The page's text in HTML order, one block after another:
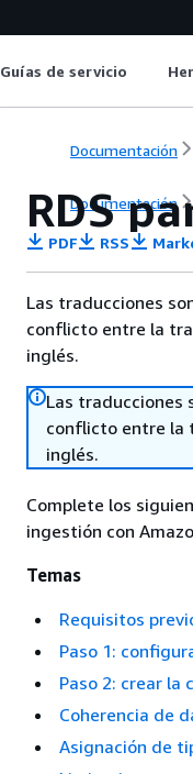
Guías de servicio
Documentación
Documentación
RDS
PDF RSS
Las traducciones
conflicto entre la
inglés.
Las traducciones
conflicto entre la
inglés.
Complete los
ingestión con
Temas
Requisitos
Paso 1:
Paso 2: crear la
Coherencia de
Asignación de